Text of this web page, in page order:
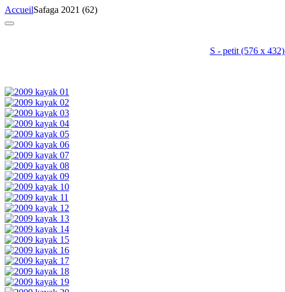
AccueilSafaga 2021 (62)
S - petit(576 x 432)